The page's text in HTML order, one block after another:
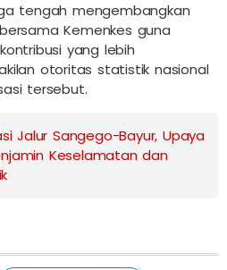
tengah mengembangkan
Kemenkes guna
yang lebih
otoritas statistik nasional
tersebut.
Jalur Sangego-Bayur, Upaya
Keselamatan dan